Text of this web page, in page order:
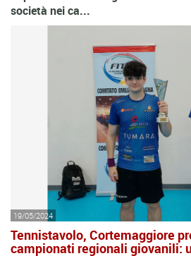
società nei ca...
19/05/2024
Tennistavolo, Cortemaggiore
campionati regionali giovanili: